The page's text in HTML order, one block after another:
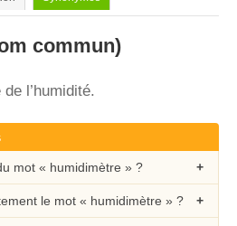
commun)
l’humidité.
mot « humidimètre » ?
le mot « humidimètre » ?